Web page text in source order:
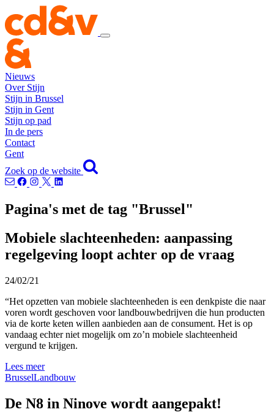
Nieuws
Over Stijn
Stijn in Brussel
Stijn in Gent
Stijn op pad
In de pers
Contact
Gent
Zoek op de website
Pagina's met de tag "Brussel"
Mobiele slachteenheden: aanpassing
regelgeving loopt achter op de vraag
24/02/21
“Het opzetten van mobiele slachteenheden is een denkpiste die naar
voren wordt geschoven voor landbouwbedrijven die hun producten
via de korte keten willen aanbieden aan de consument. Het is op
vandaag echter niet mogelijk om zo’n mobiele slachteenheid
vergund te krijgen.
Lees meer
BrusselLandbouw
De N8 in Ninove wordt aangepakt!